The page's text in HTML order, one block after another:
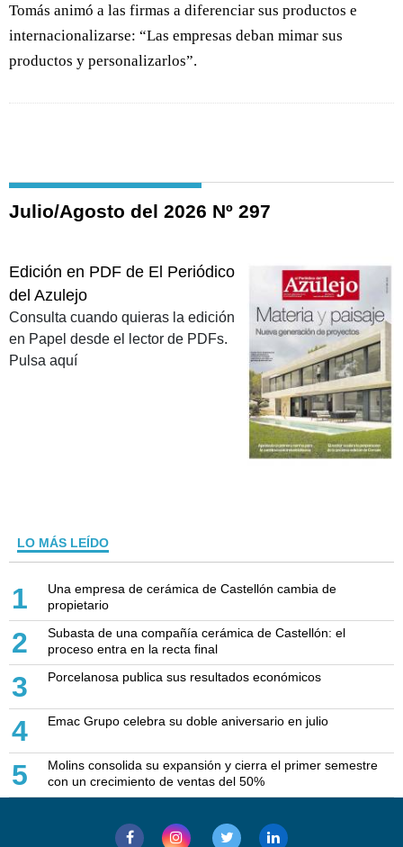
Tomás animó a las firmas a diferenciar sus productos e
internacionalizarse: “Las empresas deban mimar sus
productos y personalizarlos”.
Julio/Agosto del 2026 Nº 297
Edición en PDF de El Periódico
del Azulejo
Consulta cuando quieras la edición
en Papel desde el lector de PDFs.
Pulsa aquí
LO MÁS LEÍDO
1
Una empresa de cerámica de Castellón cambia de
propietario
2
Subasta de una compañía cerámica de Castellón: el
proceso entra en la recta final
3 Porcelanosa publica sus resultados económicos
4 Emac Grupo celebra su doble aniversario en julio
5
Molins consolida su expansión y cierra el primer semestre
con un crecimiento de ventas del 50%